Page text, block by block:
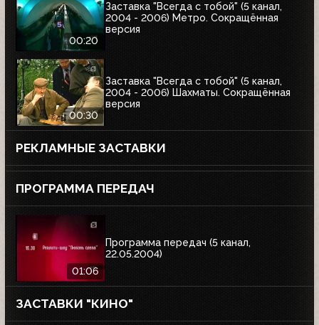
00:20
Заставка "Всегда с тобой" (5 канал,
2004 - 2006) Метро. Сокращённая
версия
00:30
Заставка "Всегда с тобой" (5 канал,
2004 - 2006) Шахматы. Сокращённая
версия
РЕКЛАМНЫЕ ЗАСТАВКИ
ПРОГРАММА ПЕРЕДАЧ
01:06
Программа передач (5 канал,
22.05.2004)
ЗАСТАВКИ "КИНО"